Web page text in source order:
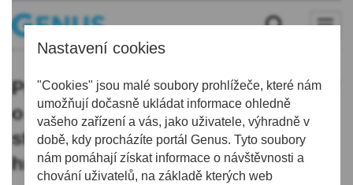
Nastavení cookies
"Cookies" jsou malé soubory prohlížeče, které nám
umožňují dočasně ukládat informace ohledně
vašeho zařízení a vás, jako uživatele, výhradně v
době, kdy procházíte portál Genus. Tyto soubory
nám pomáhají získat informace o návštěvnosti a
chování uživatelů, na základě kterých web
Průměrná mzda vzrostla v 1. čtvrtletí
o 7,3 procenta na 44.673 Kč. Výplaty
statisticky narostly o 3037 korun
hrubého